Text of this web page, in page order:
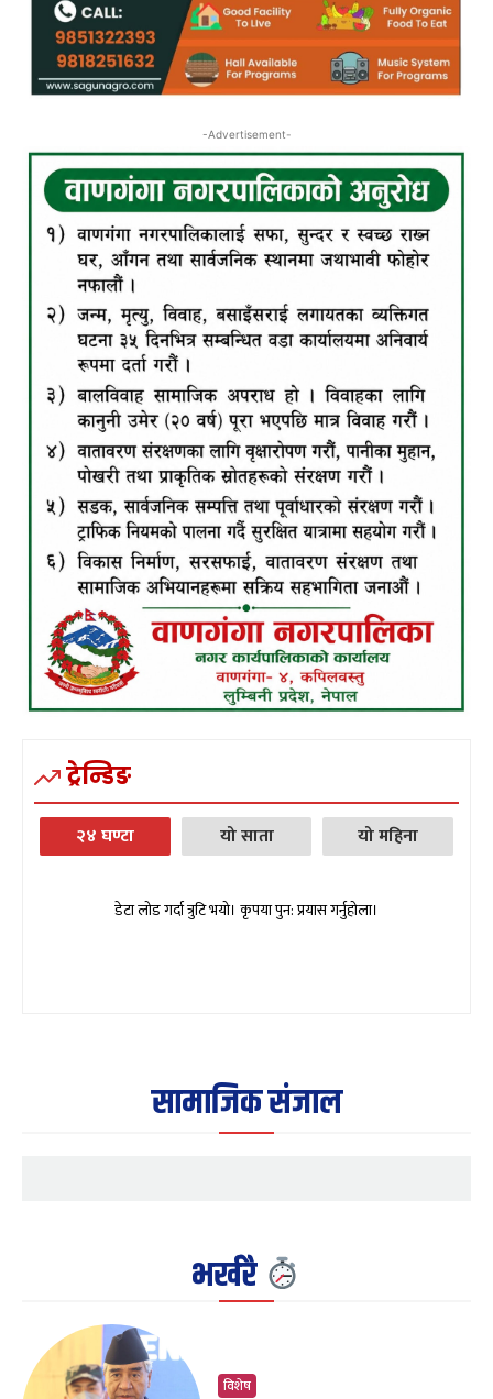
-Advertisement-
ट्रेन्डिङ
२४ घण्टा यो साता यो महिना
डेटा लोड गर्दा त्रुटि भयो। कृपया पुन: प्रयास गर्नुहोला।
सामाजिक संजाल
भर्खरै
विशेष